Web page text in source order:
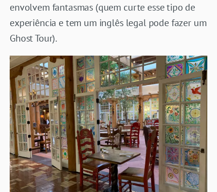
envolvem fantasmas (quem curte esse tipo de
experiência e tem um inglês legal pode fazer um
Ghost Tour).